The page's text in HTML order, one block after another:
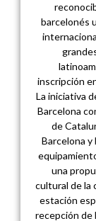
barcelonés
inscripción
La iniciativa
Barcelona
de
Barcelona
una
cultural de la
estación
recepción de